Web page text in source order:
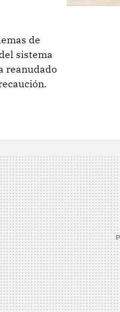
de
sistema
reanudado